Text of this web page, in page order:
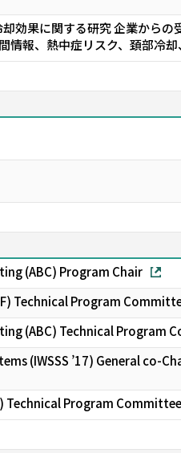
効果に関する研究 企業からの
情報、熱中症リスク、頚部冷
(ABC) Program Chair
Technical Program
(ABC) Technical Program
(IWSSS ’17) General co-
Technical Program Committee